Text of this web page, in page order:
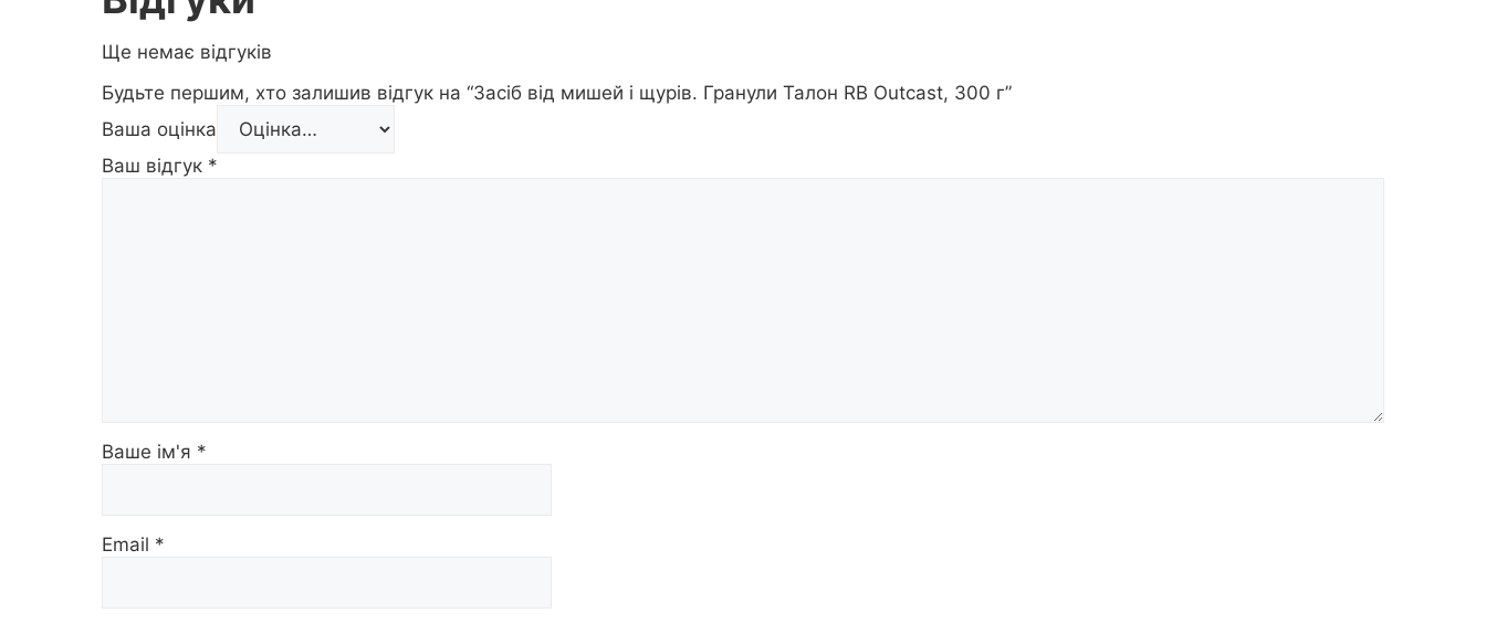
Ще немає відгуків
Будьте першим, хто залишив відгук на “Засіб від мишей і щурів. Гранули Талон RB Outcast, 300 г”
Ваша оцінка
Ваш відгук *
Ваше ім'я *
Email *